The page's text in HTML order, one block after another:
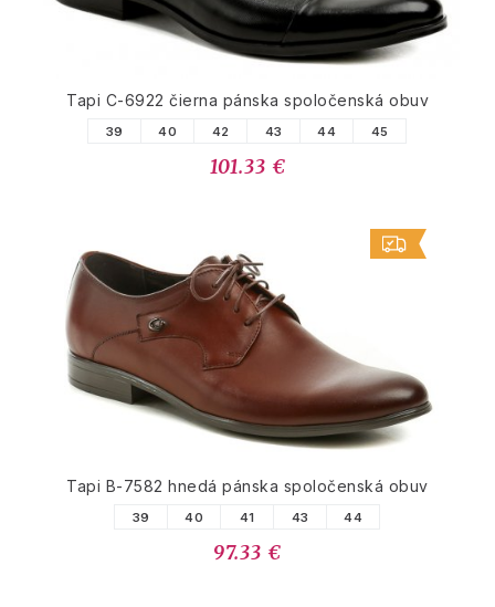
Tapi C-6922 čierna pánska spoločenská obuv
39 40 42 43 44 45
101.33 €
Tapi B-7582 hnedá pánska spoločenská obuv
39 40 41 43 44
97.33 €